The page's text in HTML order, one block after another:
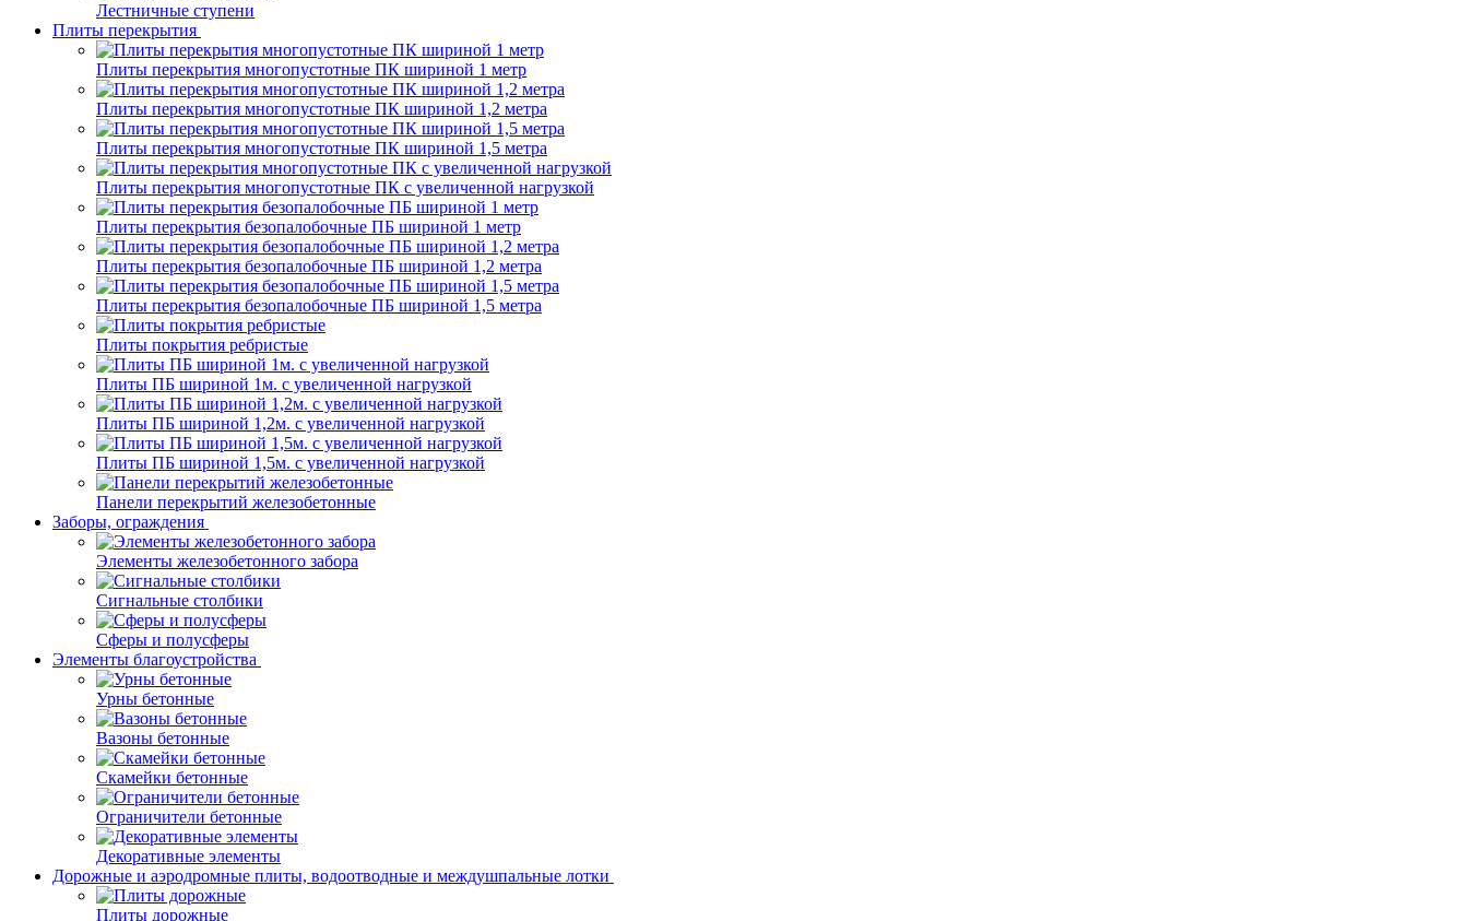
Лестничные ступени
Плиты перекрытия
Плиты перекрытия многопустотные ПК шириной 1 метр
Плиты перекрытия многопустотные ПК шириной 1,2 метра
Плиты перекрытия многопустотные ПК шириной 1,5 метра
Плиты перекрытия многопустотные ПК с увеличенной нагрузкой
Плиты перекрытия безопалобочные ПБ шириной 1 метр
Плиты перекрытия безопалобочные ПБ шириной 1,2 метра
Плиты перекрытия безопалобочные ПБ шириной 1,5 метра
Плиты покрытия ребристые
Плиты ПБ шириной 1м. с увеличенной нагрузкой
Плиты ПБ шириной 1,2м. с увеличенной нагрузкой
Плиты ПБ шириной 1,5м. с увеличенной нагрузкой
Панели перекрытий железобетонные
Заборы, ограждения
Элементы железобетонного забора
Сигнальные столбики
Сферы и полусферы
Элементы благоустройства
Урны бетонные
Вазоны бетонные
Скамейки бетонные
Ограничители бетонные
Декоративные элементы
Дорожные и аэродромные плиты, водоотводные и междушпальные лотки
Плиты дорожные